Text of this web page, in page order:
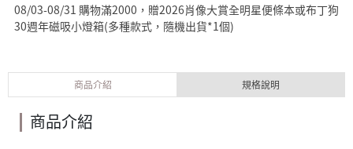
08/03-08/31 購物滿2000，贈2026肖像大賞全明星便條本或布丁狗
30週年磁吸小燈箱(多種款式，隨機出貨*1個)
商品介紹 規格說明
商品介紹